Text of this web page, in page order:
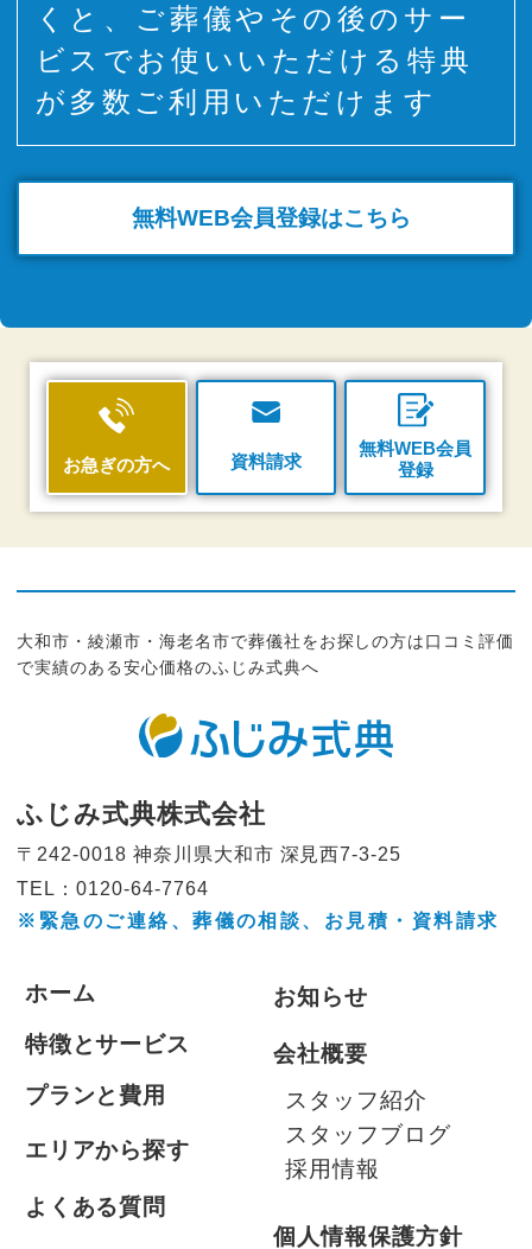
くと、ご葬儀やその後のサー
ビスでお使いいただける特典
が多数ご利用いただけます
無料WEB会員登録はこちら
お急ぎの方へ 資料請求
無料WEB会員
登録
大和市・綾瀬市・海老名市で葬儀社をお探しの方は口コミ評価
で実績のある安心価格のふじみ式典へ
ふじみ式典株式会社
〒242-0018 神奈川県大和市 深見西7-3-25
TEL：0120-64-7764
※緊急のご連絡、葬儀の相談、 お見積・資料請求
ホーム
特徴とサービス
プランと費用
エリアから探す
よくある質問
お知らせ
会社概要
スタッフ紹介
スタッフブログ
採用情報
個人情報保護方針